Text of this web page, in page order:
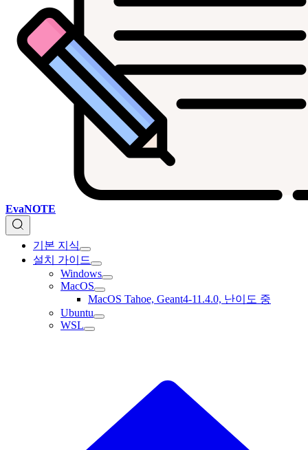
EvaNOTE
기본 지식
설치 가이드
Windows
MacOS
MacOS Tahoe, Geant4-11.4.0, 난이도 중
Ubuntu
WSL